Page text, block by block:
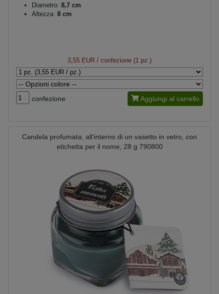
Diametro: 8,7 cm
Altezza: 8 cm
3,55 EUR / confezione (1 pz.)
confezione Aggiungi al carrello
Candela profumata, all’interno di un vasetto in vetro, con
etichetta per il nome, 28 g 790800